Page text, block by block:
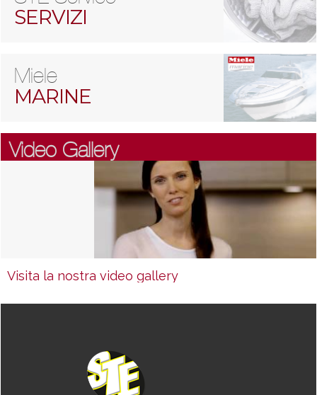
SERVIZI
Miele
MARINE
Video Gallery
Visita la nostra video gallery